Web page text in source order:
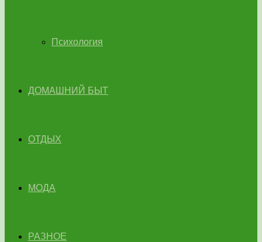
Психология
ДОМАШНИЙ БЫТ
ОТДЫХ
МОДА
РАЗНОЕ